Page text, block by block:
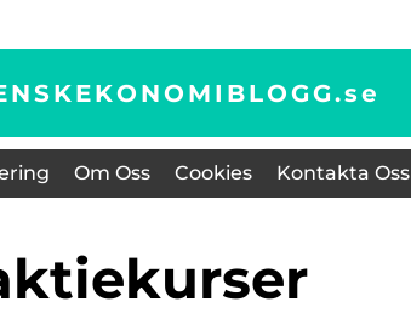
se
Om Oss Cookies Kontakta Oss